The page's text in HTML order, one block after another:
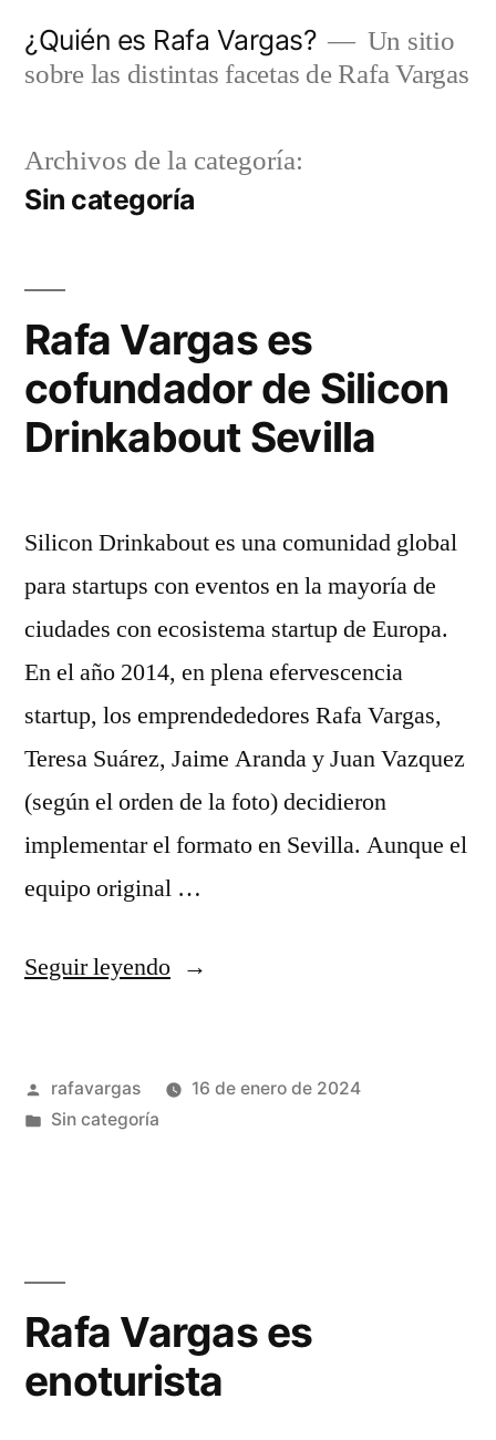
¿Quién es Rafa Vargas?
Un sitio
sobre las distintas facetas de Rafa Vargas
Archivos de la categoría:
Sin categoría
Rafa Vargas es
cofundador de Silicon
Drinkabout Sevilla
Silicon Drinkabout es una comunidad global
para startups con eventos en la mayoría de
ciudades con ecosistema startup de Europa.
En el año 2014, en plena efervescencia
startup, los emprendededores Rafa Vargas,
Teresa Suárez, Jaime Aranda y Juan Vazquez
(según el orden de la foto) decidieron
implementar el formato en Sevilla. Aunque el
equipo original …
Seguir leyendo«Rafa
cofundador
Publicado
por
rafavargas
16 de enero de 2024
Publicado
Sin categoría
Rafa Vargas es
enoturista